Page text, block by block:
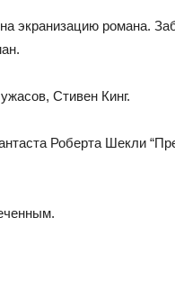
экранизацию романа.
Стивен Кинг.
Роберта Шекли